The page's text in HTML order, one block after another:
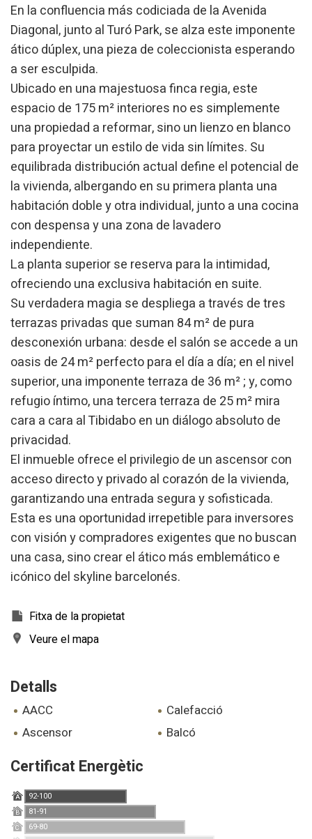
En la confluencia más codiciada de la Avenida
Diagonal, junto al Turó Park, se alza este imponente
ático dúplex, una pieza de coleccionista esperando
a ser esculpida.
Ubicado en una majestuosa finca regia, este
espacio de 175 m² interiores no es simplemente
una propiedad a reformar, sino un lienzo en blanco
para proyectar un estilo de vida sin límites. Su
equilibrada distribución actual define el potencial de
la vivienda, albergando en su primera planta una
habitación doble y otra individual, junto a una cocina
con despensa y una zona de lavadero
independiente.
La planta superior se reserva para la intimidad,
ofreciendo una exclusiva habitación en suite.
Su verdadera magia se despliega a través de tres
terrazas privadas que suman 84 m² de pura
desconexión urbana: desde el salón se accede a un
oasis de 24 m² perfecto para el día a día; en el nivel
superior, una imponente terraza de 36 m² ; y, como
refugio íntimo, una tercera terraza de 25 m² mira
cara a cara al Tibidabo en un diálogo absoluto de
privacidad.
El inmueble ofrece el privilegio de un ascensor con
acceso directo y privado al corazón de la vivienda,
garantizando una entrada segura y sofisticada.
Esta es una oportunidad irrepetible para inversores
con visión y compradores exigentes que no buscan
una casa, sino crear el ático más emblemático e
icónico del skyline barcelonés.
Fitxa de la propietat
Veure el mapa
Detalls
AACC
calefacció
ascensor
balcó
Certificat Energètic
A 92-100
B 81-91
C 69-80
Modificar cookies
Tècniques i funcionals
Aquest lloc web utilitza cookies pròpies per recopilar
informació amb la finalitat de millorar els nostres serveis.
Si continua navegant, suposa l'acceptació de la instal·lació
de les mateixes. L'usuari té la possibilitat de configurar el
navegador podent, si així ho desitja, impedir que siguin
instal·lades al disc dur, encara que haurà de tenir en
compte que aquesta acció podrà ocasionar dificultats de
Analítiques i personalització
Permeten fer el seguiment i l'anàlisi del comportament
dels usuaris d'aquest lloc web. La informació recollida
mitjançant aquest tipus de cookies s'utilitza en el
mesurament de l'activitat del web per a l'elaboració de
perfils de navegació dels usuaris per introduir millores en
servei. Permeten desar la informació de preferència de
l'usuari per millorar la qualitat dels nostres serveis i oferir
una millor experiència a través de productes recomanats.
Marketing i publicitat
Aquestes cookies són utilitzades per emmagatzemar
informació sobre les preferències i les eleccions personals
de l'usuari a través de l'observació continuada dels seus
hàbits de navegació. Gràcies a elles, podem conèixer els
hàbits de navegació al lloc web i mostrar publicitat
relacionada amb el perfil de navegació de l'usuari.